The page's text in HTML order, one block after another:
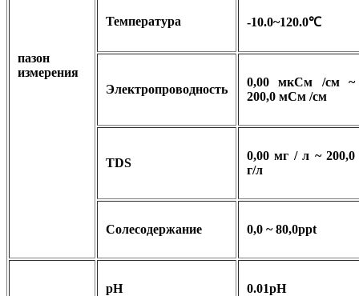
пазон
измерения
Температура -10.0~120.0℃
Электропроводность
0,00 мкСм /см ~
200,0 мСм /см
TDS
0,00 мг / л ~ 200,0
г/л
Солесодержание 0,0 ~ 80,0ppt
pH 0.01pH